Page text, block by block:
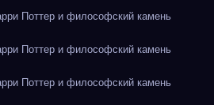
Поттер и философский камень
Поттер и философский камень
Поттер и философский камень